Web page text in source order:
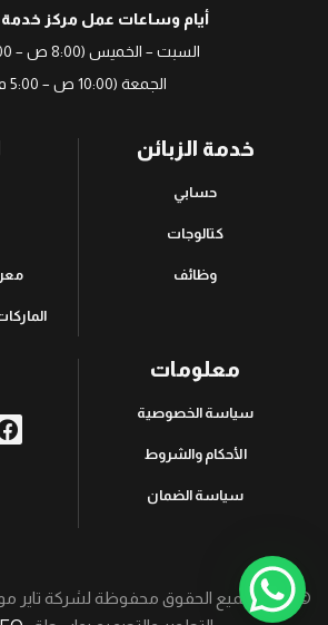
أيام وساعات عمل مركز خدمة
السبت – الخميس (8:00 ص – 10:00 م)
الجمعة (10:00 ص – 5:00 م)
خدمة الزبائن
حسابي
كتالوجات
وظائف
معلومات
سياسة الخصوصية
الأحكام والشروط
سياسة الضمان
© 2026، جميع الحقوق محفوظة لشركة تاير